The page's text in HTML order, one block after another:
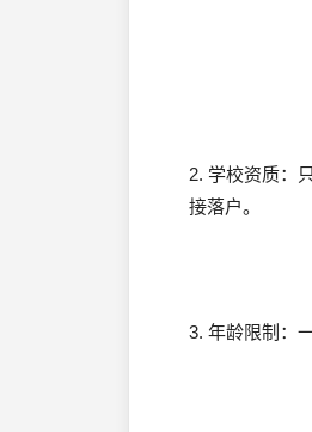
2. 学校资质：
接落户。
3. 年龄限制：